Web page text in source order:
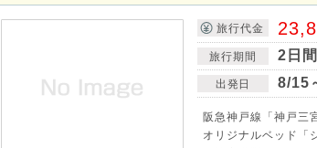
旅行代金
旅行期間 2日間
出発日 8/15
阪急神戸線「神戸三
オリジナルベッド「